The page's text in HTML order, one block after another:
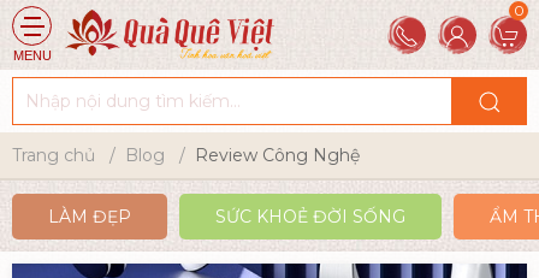
MENU
Trang chủ Blog Review Công Nghệ
LÀM ĐẸP SỨC KHOẺ ĐỜI SỐNG ẨM